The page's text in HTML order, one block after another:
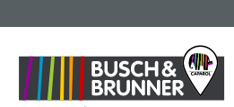
springen
springen